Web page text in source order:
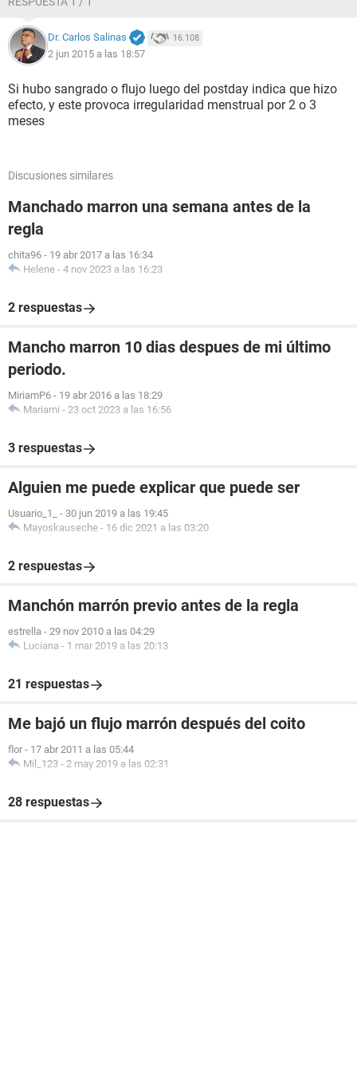
Dr. Carlos Salinas 16.108
2 jun 2015 a las 18:57
Si hubo sangrado o flujo luego del postday indica que hizo
efecto, y este provoca irregularidad menstrual por 2 o 3
meses
Discusiones similares
Manchado marron una semana antes de la
regla
chita96 - 19 abr 2017 a las 16:34
Helene - 4 nov 2023 a las 16:23
2 respuestas
Mancho marron 10 dias despues de mi último
periodo.
MiriamP6 - 19 abr 2016 a las 18:29
Mariami - 23 oct 2023 a las 16:56
3 respuestas
Alguien me puede explicar que puede ser
Usuario_1_ - 30 jun 2019 a las 19:45
Mayoskauseche - 16 dic 2021 a las 03:20
2 respuestas
Manchón marrón previo antes de la regla
estrella - 29 nov 2010 a las 04:29
Luciana - 1 mar 2019 a las 20:13
21 respuestas
Me bajó un flujo marrón después del coito
flor - 17 abr 2011 a las 05:44
Mil_123 - 2 may 2019 a las 02:31
28 respuestas